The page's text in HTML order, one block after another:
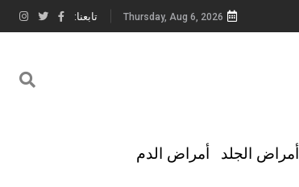
Thursday, Aug 6, 2026 تابعنا:
أمراض الجلد أمراض الدم